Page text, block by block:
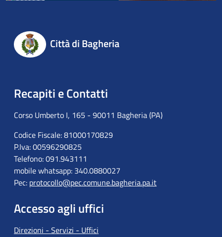
Città di Bagheria
Recapiti e Contatti
Corso Umberto I, 165 - 90011 Bagheria (PA)
Codice Fiscale: 81000170829
P.Iva: 00596290825
Telefono: 091.943111
mobile whatsapp: 340.0880027
Pec: protocollo@pec.comune.bagheria.pa.it
Accesso agli uffici
Direzioni - Servizi - Uffici